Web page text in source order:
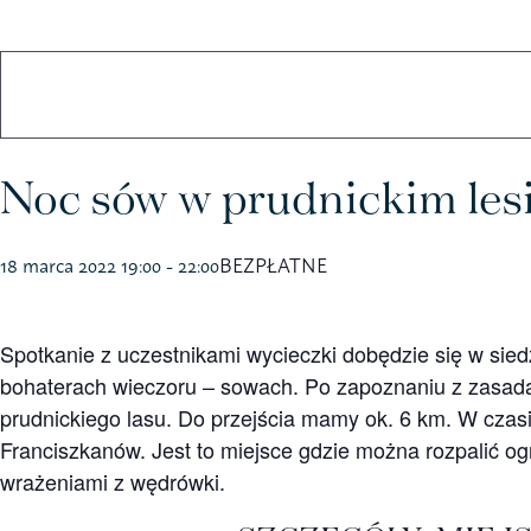
Koszulki Kubki
Noc sów w prudnickim
18 marca 2022 19:00 - 22:00BEZPŁATNE
Spotkanie z uczestnikami wycieczki dobędzie się w
bohaterach wieczoru – sowach. Po zapoznaniu z
prudnickiego lasu. Do przejścia mamy ok. 6 km. W
Franciszkanów. Jest to miejsce gdzie można rozpalić
wrażeniami z wędrówki.